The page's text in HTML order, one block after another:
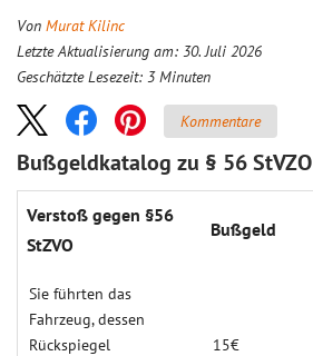
Von Murat Kilinc
Letzte Aktualisierung am: 30. Juli 2026
Geschätzte Lesezeit: 3 Minuten
Kommentare
Bußgeldkatalog zu § 56 StVZO
Verstoß gegen §56
StZVO
Bußgeld
Sie führten das
Fahrzeug, dessen
Rückspiegel
15€